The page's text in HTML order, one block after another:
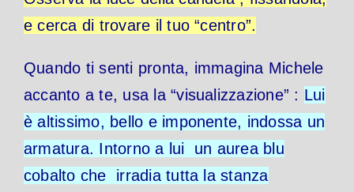
e cerca di trovare il tuo “centro”.
Quando ti senti pronta, immagina Michele
accanto a te, usa la “visualizzazione” : Lui
è altissimo, bello e imponente, indossa un
armatura. Intorno a lui un aurea blu
cobalto che irradia tutta la stanza